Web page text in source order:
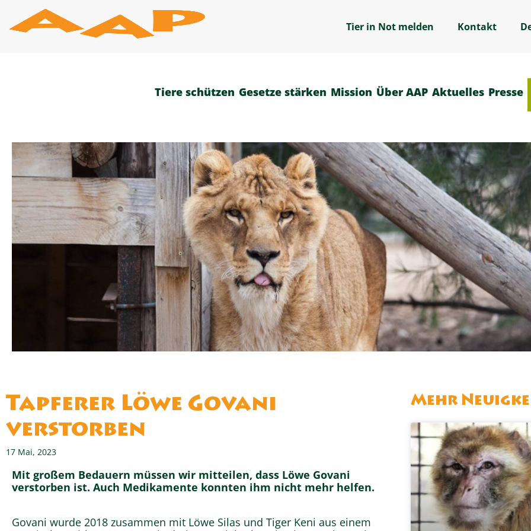
Inhalt
springen
Tier in Not melden Kontakt
Tiere schützen Gesetze stärken Mission Über AAP Aktuelles Presse
Tapferer Löwe Govani
verstorben
17 Mai, 2023
Mit großem Bedauern müssen wir mitteilen, dass Löwe Govani
verstorben ist. Auch Medikamente konnten ihm nicht mehr helfen.
Govani wurde 2018 zusammen mit Löwe Silas und Tiger Keni aus einem
Mehr